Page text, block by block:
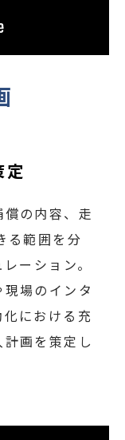
定
の内容、走
る範囲を分
ーション。
場のインタ
における充
画を策定し